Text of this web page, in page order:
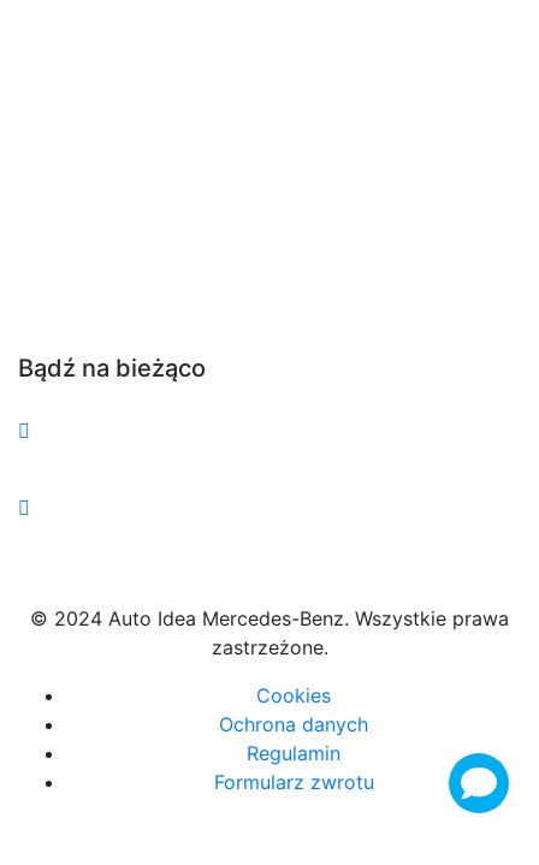
Bądź na bieżąco
© 2024 Auto Idea Mercedes-Benz. Wszystkie prawa
zastrzeżone.
Cookies
Ochrona danych
Regulamin
Formularz zwrotu